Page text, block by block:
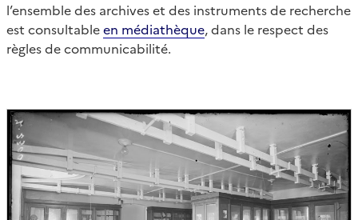
l’ensemble des archives et des instruments de recherche
est consultableen médiathèque, dans le respect des
règles de communicabilité.